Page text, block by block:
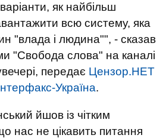
як найбільш
всю систему, яка
"влада і людина"", - сказав
"Свобода слова" на каналі
передає Цензор.НЕТ
Україна.
йшов із чітким
нас не цікавить питання